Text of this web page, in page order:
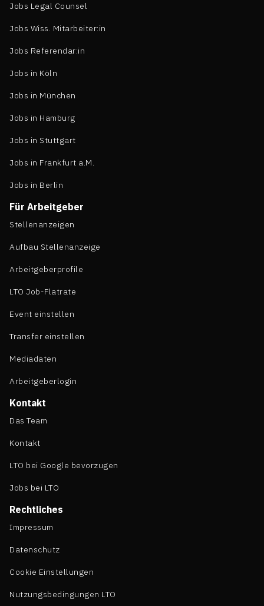
Jobs Legal Counsel
Jobs Wiss. Mitarbeiter:in
Jobs Referendar:in
Jobs in Köln
Jobs in München
Jobs in Hamburg
Jobs in Stuttgart
Jobs in Frankfurt a.M.
Jobs in Berlin
Für Arbeitgeber
Stellenanzeigen
Aufbau Stellenanzeige
Arbeitgeberprofile
LTO Job-Flatrate
Event einstellen
Transfer einstellen
Mediadaten
Arbeitgeberlogin
Kontakt
Das Team
Kontakt
LTO bei Google bevorzugen
Jobs bei LTO
Rechtliches
Impressum
Datenschutz
Cookie Einstellungen
Nutzungsbedingungen LTO